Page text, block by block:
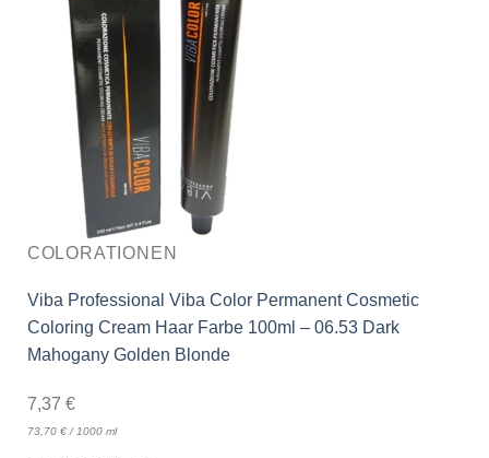
COLORATIONEN
Viba Professional Viba Color Permanent Cosmetic
Coloring Cream Haar Farbe 100ml – 06.53 Dark
Mahogany Golden Blonde
7,37 €
73,70 €/1000 ml